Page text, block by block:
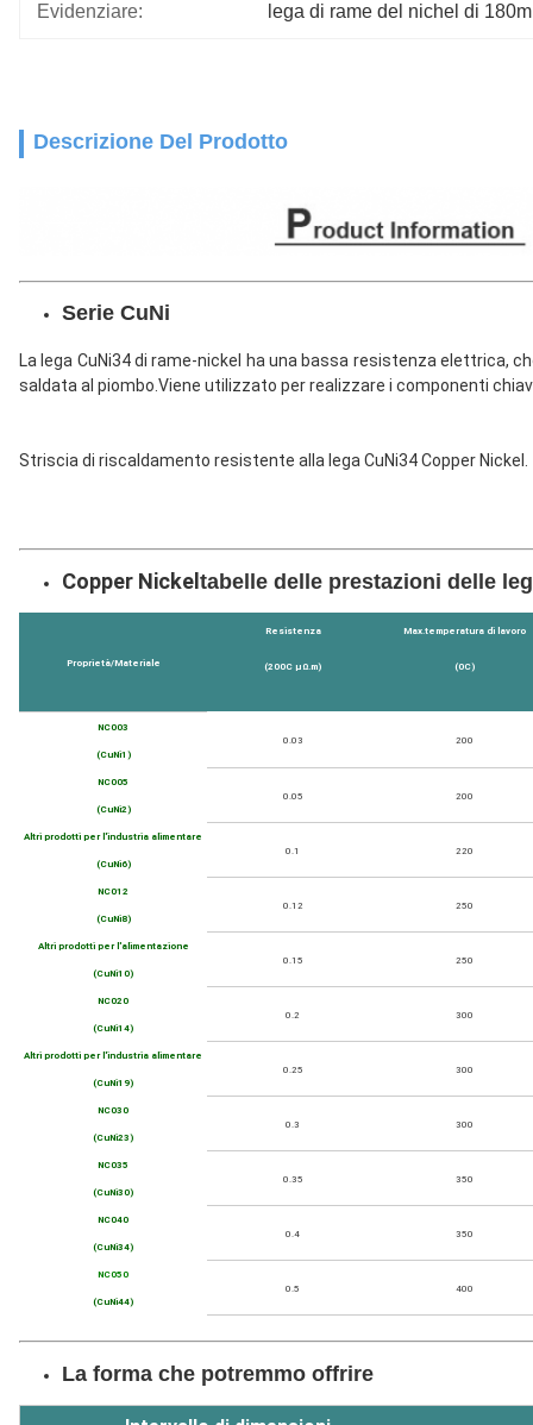
Evidenziare: lega di rame del nichel di
Descrizione Del Prodotto
Serie CuNi
La lega CuNi34 di rame-nickel ha una bassa resistenza elettrica,
saldata al piombo.Viene utilizzato per realizzare i componenti
Striscia di riscaldamento resistente alla lega CuNi34 Copper Nickel.
Copper Nickel tabelle delle prestazioni delle
Proprietà/Materiale
Resistenza Max.temperatura di lavoro
(200C μΩ.m) (0C)
NC003
0.03
200
(CuNi1)
NC005
0.05
200
(CuNi2)
Altri prodotti per l'industria alimentare
0.1
220
(CuNi6)
NC012
0.12
250
(CuNi8)
Altri prodotti per l'alimentazione
0.15
250
(CuNi10)
NC020
0.2
300
(CuNi14)
Altri prodotti per l'industria alimentare
0.25
300
(CuNi19)
NC030
0.3
300
(CuNi23)
NC035
0.35
350
(CuNi30)
NC040
0.4
350
(CuNi34)
NC050
0.5
400
(CuNi44)
La forma che potremmo offrire